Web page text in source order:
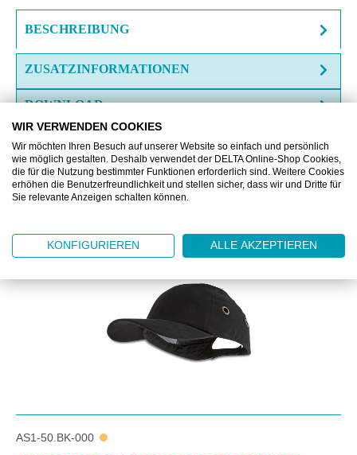
BESCHREIBUNG
ZUSATZINFORMATIONEN
DOWNLOAD
Produktgalerie überspringen
AS1-50.BK-000
WIR VERWENDEN COOKIES
Wir möchten Ihren Besuch auf unserer Website so einfach und persönlich
wie möglich gestalten. Deshalb verwendet der DELTA Online-Shop Cookies,
die für die Nutzung bestimmter Funktionen erforderlich sind. Weitere Cookies
erhöhen die Benutzerfreundlichkeit und stellen sicher, dass wir und Dritte für
Sie relevante Anzeigen schalten können.
KONFIGURIEREN ALLE AKZEPTIEREN